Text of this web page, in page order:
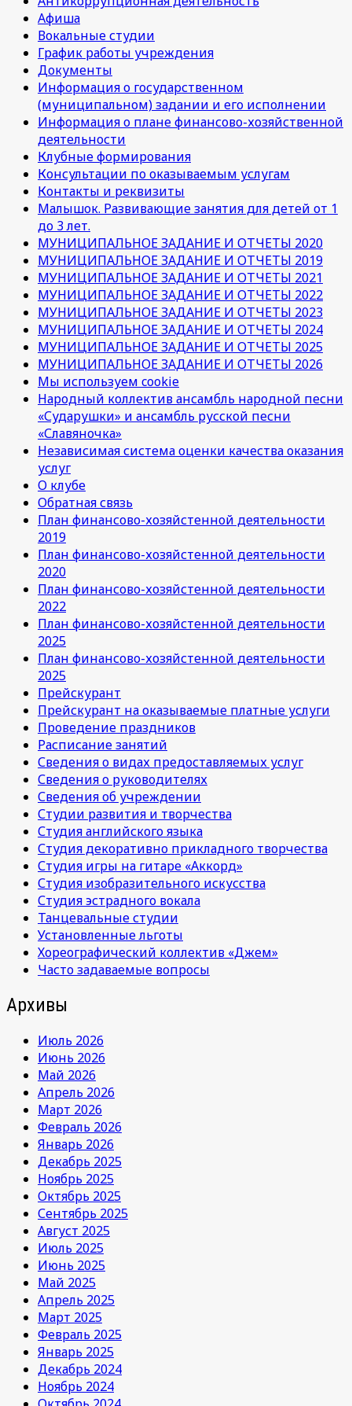
Афиша
Вокальные студии
График работы учреждения
Документы
Информация о государственном
(муниципальном) задании и его исполнении
Информация о плане финансово-хозяйственной
деятельности
Клубные формирования
Консультации по оказываемым услугам
Контакты и реквизиты
Малышок. Развивающие занятия для детей от 1
до 3 лет.
МУНИЦИПАЛЬНОЕ ЗАДАНИЕ И ОТЧЕТЫ 2020
МУНИЦИПАЛЬНОЕ ЗАДАНИЕ И ОТЧЕТЫ 2019
МУНИЦИПАЛЬНОЕ ЗАДАНИЕ И ОТЧЕТЫ 2021
МУНИЦИПАЛЬНОЕ ЗАДАНИЕ И ОТЧЕТЫ 2022
МУНИЦИПАЛЬНОЕ ЗАДАНИЕ И ОТЧЕТЫ 2023
МУНИЦИПАЛЬНОЕ ЗАДАНИЕ И ОТЧЕТЫ 2024
МУНИЦИПАЛЬНОЕ ЗАДАНИЕ И ОТЧЕТЫ 2025
МУНИЦИПАЛЬНОЕ ЗАДАНИЕ И ОТЧЕТЫ 2026
Мы используем cookie
Народный коллектив ансамбль народной песни
«Сударушки» и ансамбль русской песни
«Славяночка»
Независимая система оценки качества оказания
услуг
О клубе
Обратная связь
План финансово-хозяйстенной деятельности
2019
План финансово-хозяйстенной деятельности
2020
План финансово-хозяйстенной деятельности
2022
План финансово-хозяйстенной деятельности
2025
План финансово-хозяйстенной деятельности
2025
Прейскурант
Прейскурант на оказываемые платные услуги
Проведение праздников
Расписание занятий
Сведения о видах предоставляемых услуг
Сведения о руководителях
Сведения об учреждении
Студии развития и творчества
Студия английского языка
Студия декоративно прикладного творчества
Студия игры на гитаре «Аккорд»
Студия изобразительного искусства
Студия эстрадного вокала
Танцевальные студии
Установленные льготы
Хореографический коллектив «Джем»
Часто задаваемые вопросы
Архивы
Июль 2026
Июнь 2026
Май 2026
Апрель 2026
Март 2026
Февраль 2026
Январь 2026
Декабрь 2025
Ноябрь 2025
Октябрь 2025
Сентябрь 2025
Август 2025
Июль 2025
Июнь 2025
Май 2025
Апрель 2025
Март 2025
Февраль 2025
Январь 2025
Декабрь 2024
Ноябрь 2024